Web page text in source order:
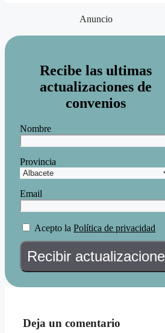
Anuncio
Recibe las ultimas
actualizaciones de
convenios
Nombre
Provincia
Email
Acepto la Política de privacidad
Deja un comentario